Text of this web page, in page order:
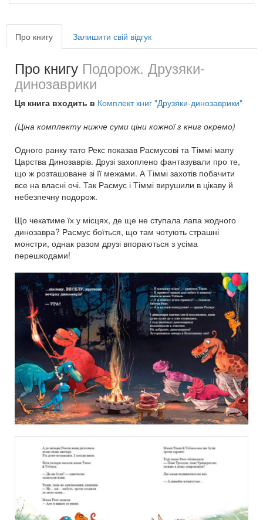
Про книгу Залишити свій відгук
Про книгу Подорож. Друзяки-
динозаврики
Ця книга входить в Комплект книг "Друзяки-динозаврики"
(Ціна комплекту нижче суми ціни кожної з книг окремо)
Одного ранку тато Рекс показав Расмусові та Тіммі мапу
Царства Динозаврів. Друзі захоплено фантазували про те,
що ж розташоване зі її межами. А Тіммі захотів побачити
все на власні очі. Так Расмус і Тіммі вирушили в цікаву й
небезпечну подорож.
Що чекатиме їх у місцях, де ще не ступала лапа жодного
динозавра? Расмус боїться, що там чотують страшні
монстри, однак разом друзі впораються з усіма
перешкодами!